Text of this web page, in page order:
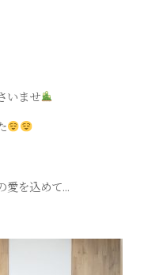
いませ
愛を込めて…